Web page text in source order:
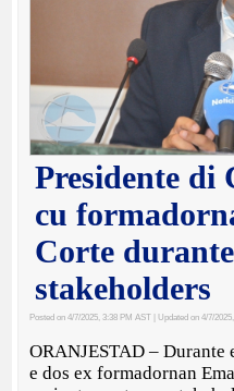
Presidente di
cu
Corte
stakeholders
Posted on 4/7/2025, 3:38 PM AST | Updated on 4/7/
ORANJESTAD – Durante
e dos ex formadornan